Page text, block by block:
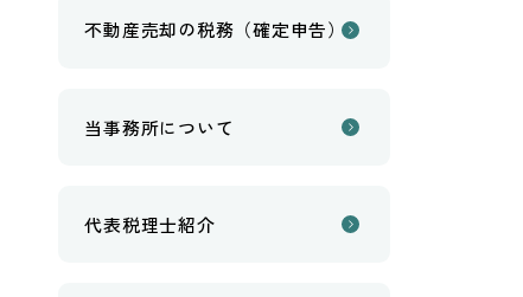
不動産売却の税務（確定申告）
当事務所について
代表税理士紹介